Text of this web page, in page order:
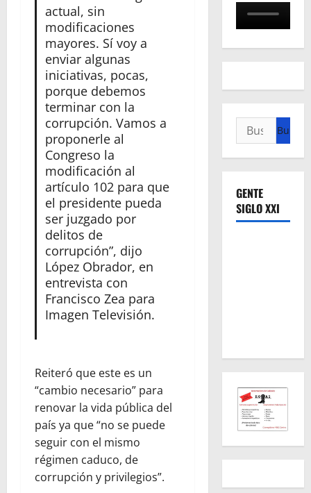
actual, sin
modificaciones
mayores. Sí voy a
enviar algunas
iniciativas, pocas,
porque debemos
terminar con la
corrupción. Vamos a
proponerle al
Congreso la
modificación al
artículo 102 para que
el presidente pueda
ser juzgado por
delitos de
corrupción”, dijo
López Obrador, en
entrevista con
Francisco Zea para
Imagen Televisión.
Reiteró que este es un
“cambio necesario” para
renovar la vida pública del
país ya que “no se puede
seguir con el mismo
régimen caduco, de
corrupción y privilegios”.
Buscar:
GENTE
SIGLO XXI